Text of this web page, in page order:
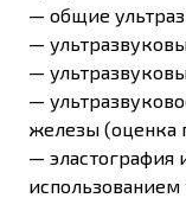
— общие
—
—
—
железы (оценка
— эластография